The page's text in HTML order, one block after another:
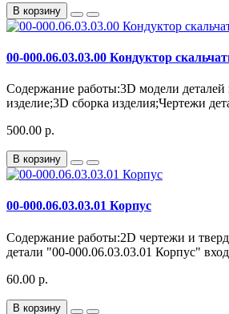
В корзину
00-000.06.03.03.00 Кондуктор
Содержание работы:3D модели деталей
изделие;3D сборка изделия;Чертежи
500.00 р.
В корзину
00-000.06.03.03.01 Корпус
Содержание работы:2D чертежи и
детали "00-000.06.03.03.01 Корпус"
60.00 р.
В корзину